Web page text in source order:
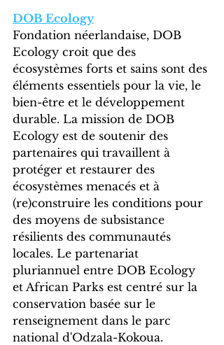
DOB Ecology
Fondation néerlandaise, DOB
Ecology croit que des
écosystèmes forts et sains sont des
éléments essentiels pour la vie, le
bien-être et le développement
durable. La mission de DOB
Ecology est de soutenir des
partenaires qui travaillent à
protéger et restaurer des
écosystèmes menacés et à
(re)construire les conditions pour
des moyens de subsistance
résilients des communautés
locales. Le partenariat
pluriannuel entre DOB Ecology
et African Parks est centré sur la
conservation basée sur le
renseignement dans le parc
national d'Odzala-Kokoua.